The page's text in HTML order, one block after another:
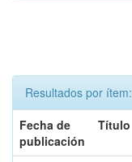
Resultados por ítem:
Fecha de
publicación
Título